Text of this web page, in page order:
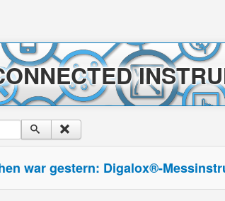
war gestern: Digalox®-